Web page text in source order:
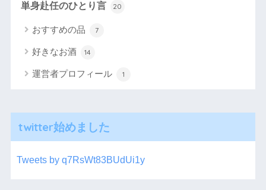
単身赴任のひとり言 20
おすすめの品 7
好きなお酒 14
運営者プロフィール 1
twitter始めました
Tweets by q7RsWt83BUdUi1y